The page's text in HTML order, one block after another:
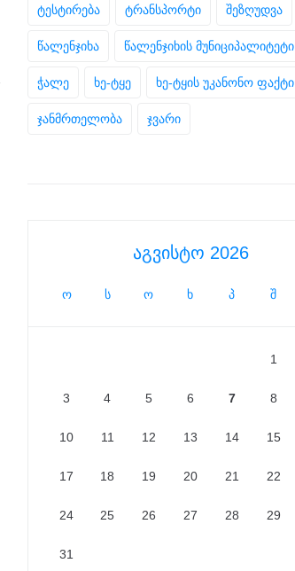
ტესტირება ტრანსპორტი შეზღუდვა
წალენჯიხა წალენჯიხის მუნიციპალიტეტი
ჭალე ხე-ტყე ხე-ტყის უკანონო ფაქტი
ჯანმრთელობა ჯვარი
აგვისტო 2026
ო ს ო ხ პ შ
1
3 4 5 6 7 8
10 11 12 13 14 15
17 18 19 20 21 22
24 25 26 27 28 29
31